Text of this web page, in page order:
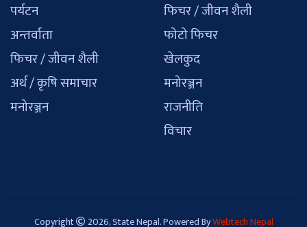
पर्यटन
अन्तर्वाता
फिचर / जीवन शैली
अर्थ / कृषि समाचार
मनोरञ्जन
फिचर / जीवन शैली
फोटो फिचर
खेलकुद
मनोरञ्जन
राजनीति
विचार
Copyright 2026, State Nepal. Powered ByWebtech Nepal